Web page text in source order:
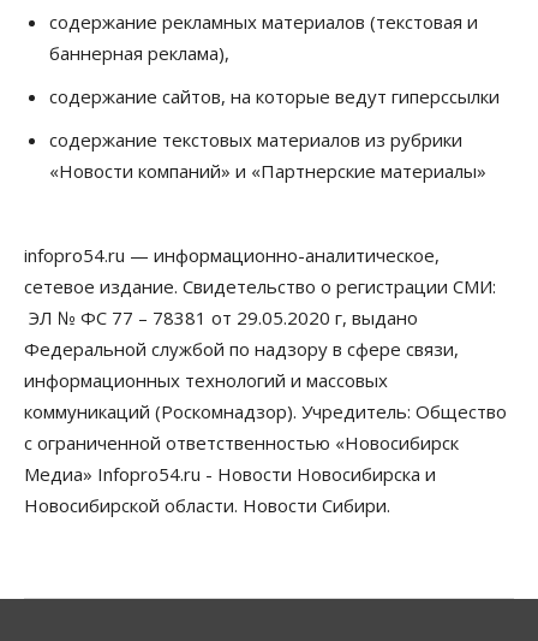
заключили под стражу
07 Августа 2026, 10:15
Общество
Новосибирской области, но режима ЧС не будет
07 Августа 2026, 10:00
выстраивают системы защиты от атак БПЛА
07 Августа 2026, 09:00
По «Сибэлектротерму» выдали исполнительные
листы на полмиллиарда рублей
07 Августа 2026, 08:00
Бизнес Власть Медицина Общество
Искусственный интеллект предлагают
привлекать к разработке новых лекарств в
России
содержание рекламных материалов (текстовая и
баннерная реклама),
содержание сайтов, на которые ведут гиперссылки
содержание текстовых материалов из рубрики
«Новости компаний» и «Партнерские материалы»
infopro54.ru — информационно-аналитическое,
сетевое издание. Свидетельство о регистрации СМИ:
ЭЛ № ФС 77 – 78381 от 29.05.2020 г, выдано
Федеральной службой по надзору в сфере связи,
информационных технологий и массовых
коммуникаций (Роскомнадзор). Учредитель: Общество
с ограниченной ответственностью «Новосибирск
Медиа» Infopro54.ru - Новости Новосибирска и
Новосибирской области. Новости Сибири.